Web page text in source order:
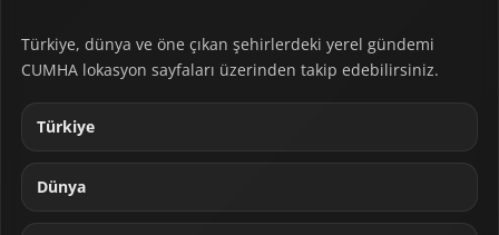
Türkiye, dünya ve öne çıkan şehirlerdeki yerel gündemi
CUMHA lokasyon sayfaları üzerinden takip edebilirsiniz.
Türkiye
Dünya